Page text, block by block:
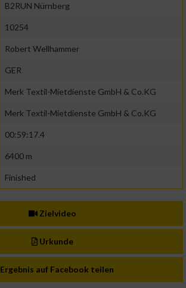
B2RUN Nürnberg
10254
Robert Wellhammer
GER
Merk Textil-Mietdienste GmbH & Co.KG
Merk Textil-Mietdienste GmbH & Co.KG
00:59:17.4
6400 m
Finished
Zielvideo
Urkunde
Ergebnis auf Facebook teilen